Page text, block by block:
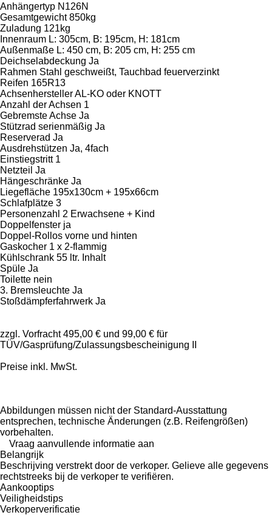
Anhängertyp N126N
Gesamtgewicht 850kg
Zuladung 121kg
Innenraum L: 305cm, B: 195cm, H: 181cm
Außenmaße L: 450 cm, B: 205 cm, H: 255 cm
Deichselabdeckung Ja
Rahmen Stahl geschweißt, Tauchbad feuerverzinkt
Reifen 165R13
Achsenhersteller AL-KO oder KNOTT
Anzahl der Achsen 1
Gebremste Achse Ja
Stützrad serienmäßig Ja
Reserverad Ja
Ausdrehstützen Ja, 4fach
Einstiegstritt 1
Netzteil Ja
Hängeschränke Ja
Liegefläche 195x130cm + 195x66cm
Schlafplätze 3
Personenzahl 2 Erwachsene + Kind
Doppelfenster ja
Doppel-Rollos vorne und hinten
Gaskocher 1 x 2-flammig
Kühlschrank 55 ltr. Inhalt
Spüle Ja
Toilette nein
3. Bremsleuchte Ja
Stoßdämpferfahrwerk Ja
zzgl. Vorfracht 495,00 € und 99,00 € für
TÜV/Gasprüfung/Zulassungsbescheinigung II
Preise inkl. MwSt.
Abbildungen müssen nicht der Standard-Ausstattung
entsprechen, technische Änderungen (z.B. Reifengrößen)
vorbehalten.
Vraag aanvullende informatie aan
Belangrijk
Beschrijving verstrekt door de verkoper. Gelieve alle gegevens
rechtstreeks bij de verkoper te verifiëren.
Aankooptips
Veiligheidstips
Verkoperverificatie